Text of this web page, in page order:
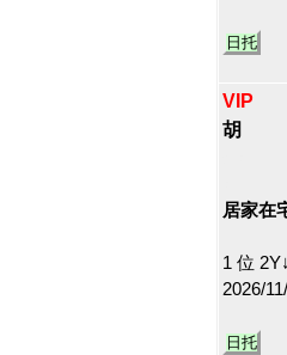
日托
VIP
胡
居家在
1 位 2Y↓
2026/
日托